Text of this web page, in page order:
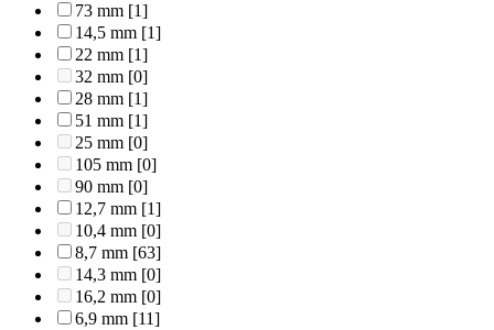
73 mm [1]
14,5 mm [1]
22 mm [1]
32 mm [0]
28 mm [1]
51 mm [1]
25 mm [0]
105 mm [0]
90 mm [0]
12,7 mm [1]
10,4 mm [0]
8,7 mm [63]
14,3 mm [0]
16,2 mm [0]
6,9 mm [11]